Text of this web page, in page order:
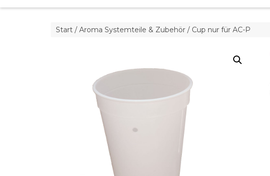
Start / Aroma Systemteile & Zubehör / Cup nur für AC-P